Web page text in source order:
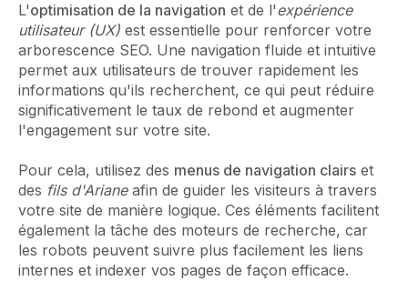
L'optimisation de la navigation et de l'expérience
utilisateur (UX) est essentielle pour renforcer votre
arborescence SEO. Une navigation fluide et intuitive
permet aux utilisateurs de trouver rapidement les
informations qu'ils recherchent, ce qui peut réduire
significativement le taux de rebond et augmenter
l'engagement sur votre site.
Pour cela, utilisez des menus de navigation clairs et
des fils d'Arianeafin de guider les visiteurs à travers
votre site de manière logique. Ces éléments facilitent
également la tâche des moteurs de recherche, car
les robots peuvent suivre plus facilement les liens
internes et indexer vos pages de façon efficace.